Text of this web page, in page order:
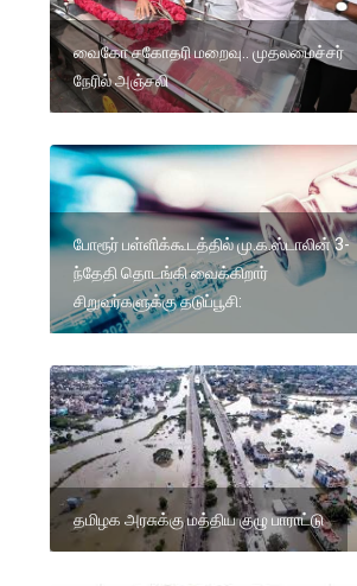
வைகோ சகோதரி மறைவு.. முதலமைச்சர்
நேரில் அஞ்சலி
போரூர் பள்ளிக்கூடத்தில் மு.க.ஸ்டாலின் 3-
ந்தேதி தொடங்கி வைக்கிறார்
சிறுவர்களுக்கு தடுப்பூசி:
தமிழக அரசுக்கு மத்திய குழு பாராட்டு